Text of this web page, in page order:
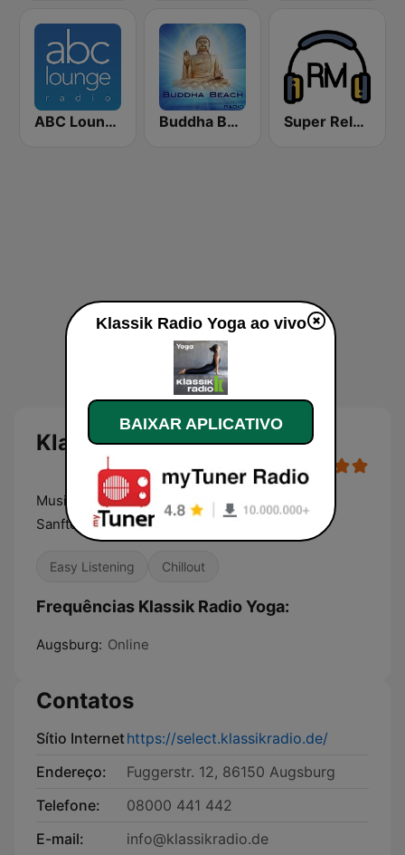
ABC Lounge Jazz Buddha Beach Super Relax FM
Klassik Radio Yoga
Musik für Meditation und spirituelle Stunden.
Sanfte Klänge und Energie spendende Musik.
Easy Listening Chillout
Frequências Klassik Radio Yoga:
Augsburg: Online
Contatos
Sítio Internethttps://select.klassikradio.de/
Endereço:
Fuggerstr. 12, 86150 Augsburg
Telefone:
08000 441 442
E-mail:
info@klassikradio.de
Klassik Radio Yoga ao vivo
BAIXAR APLICATIVO